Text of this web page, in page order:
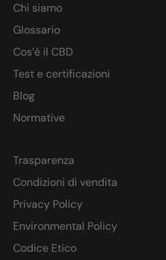
Chi siamo
Glossario
Cos’è il CBD
Test e certificazioni
Blog
Normative
Trasparenza
Condizioni di vendita
Privacy Policy
Environmental Policy
Codice Etico